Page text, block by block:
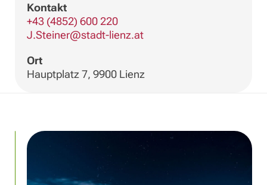
Kontakt
+43 (4852) 600 220
J.Steiner@stadt-lienz.at
Ort
Hauptplatz 7, 9900 Lienz